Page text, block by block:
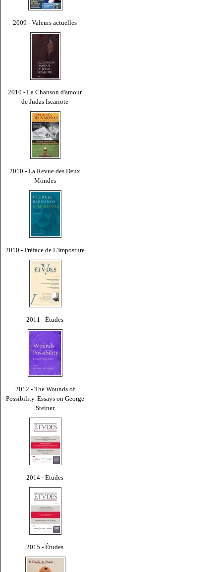
2009 - Valeurs actuelles
2010 - La Chanson d'amour
de Judas Iscariote
2010 - La Revue des Deux
Mondes
2010 - Préface de L'Imposture
2011 - Études
2012 - The Wounds of
Possibility. Essays on George
Steiner
2014 - Études
2015 - Études